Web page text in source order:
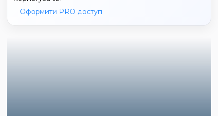
Оформити PRO доступ